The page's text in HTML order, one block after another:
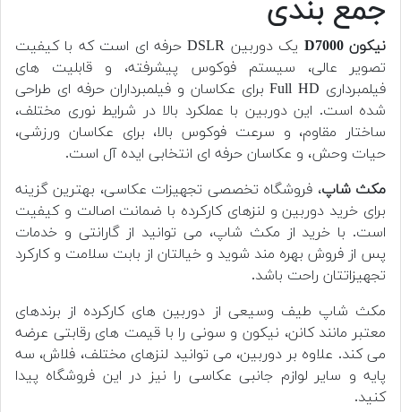
جمع بندی
نیکون D7000
یک دوربین DSLR حرفه ای است که با کیفیت
تصویر عالی، سیستم فوکوس پیشرفته، و قابلیت های
فیلمبرداری Full HD برای عکاسان و فیلمبرداران حرفه ای طراحی
شده است. این دوربین با عملکرد بالا در شرایط نوری مختلف،
ساختار مقاوم، و سرعت فوکوس بالا، برای عکاسان ورزشی،
حیات وحش، و عکاسان حرفه ای انتخابی ایده آل است.
مکث شاپ، فروشگاه تخصصی تجهیزات عکاسی، بهترین گزینه
برای خرید دوربین و لنزهای کارکرده با ضمانت اصالت و کیفیت
است. با خرید از مکث شاپ، می توانید از گارانتی و خدمات
پس از فروش بهره مند شوید و خیالتان از بابت سلامت و کارکرد
تجهیزاتتان راحت باشد.
مکث شاپ طیف وسیعی از دوربین های کارکرده از برندهای
معتبر مانند کانن، نیکون و سونی را با قیمت های رقابتی عرضه
می کند. علاوه بر دوربین، می توانید لنزهای مختلف، فلاش، سه
پایه و سایر لوازم جانبی عکاسی را نیز در این فروشگاه پیدا
کنید.